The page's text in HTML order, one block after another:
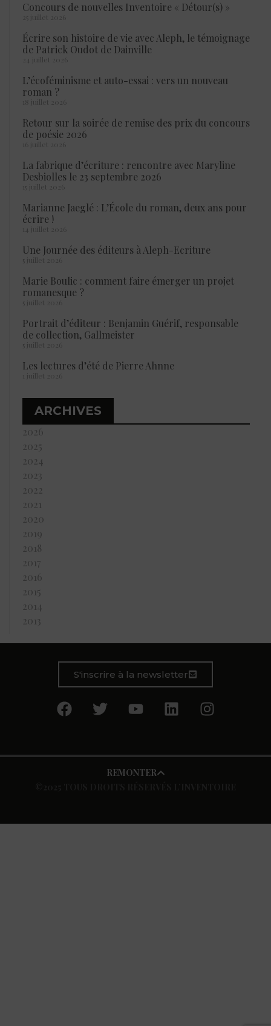
Concours de nouvelles Inventoire « Détour(s) »
25 juillet 2026
Écrire son histoire de vie avec Aleph, le témoignage
de Patrick Oudot de Dainville
24 juillet 2026
L’écoféminisme et auto-essai : vers un nouveau
roman ?
18 juillet 2026
Retour sur la soirée de remise des prix du concours
de poésie 2026
16 juillet 2026
La fabrique d’écriture : rencontre avec Maryline
Desbiolles le 23 septembre 2026
15 juillet 2026
Marianne Jaeglé : L’École du roman, deux ans pour
écrire !
14 juillet 2026
Une Journée des éditeurs à Aleph-Ecriture
5 juillet 2026
Marie Boulic : comment faire émerger un projet
romanesque ?
5 juillet 2026
Portrait d’éditeur : Benjamin Guérif, responsable
de collection, Gallmeister
5 juillet 2026
Les lectures d’été de Pierre Ahnne
1 juillet 2026
ARCHIVES
2026
2025
2024
2023
2022
2021
2020
2019
2018
2017
2016
2015
2014
2013
S'inscrire à la newsletter
REMONTER